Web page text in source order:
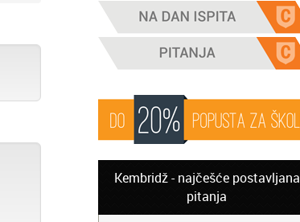
Kembridž - najčešće postavljana
pitanja